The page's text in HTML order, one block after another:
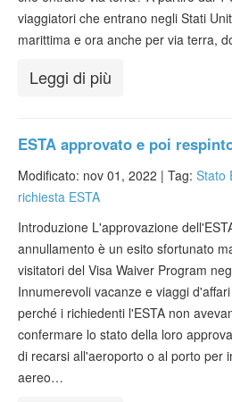
viaggiatori che entrano negli Stati
marittima e ora anche per via terra,
Leggi di più
ESTA approvato e poi
Modificato: nov 01, 2022 | Tag: Stato
richiesta ESTA
Introduzione L'approvazione
annullamento è un esito sfortunato
visitatori del Visa Waiver Program
Innumerevoli vacanze e viaggi
perché i richiedenti l'ESTA non
confermare lo stato della loro
di recarsi all'aeroporto o al porto per
aereo…